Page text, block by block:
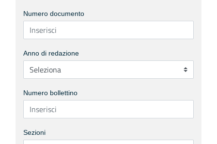
Numero documento
Anno di redazione
Numero bollettino
Sezioni